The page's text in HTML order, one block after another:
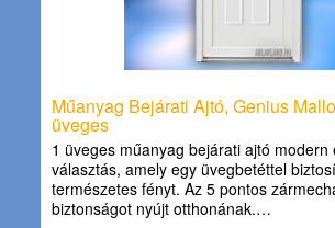
Műanyag Bejárati Ajtó, Genius
üveges
1 üveges műanyag bejárati ajtó modern
választás, amely egy üvegbetéttel
természetes fényt. Az 5 pontos
biztonságot nyújt otthonának.…